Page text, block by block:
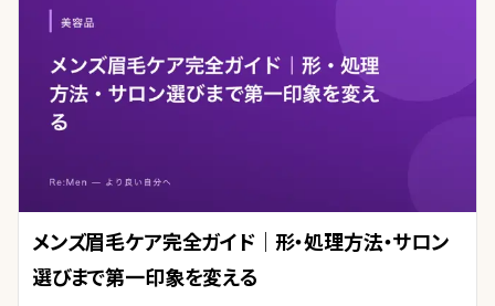
メンズ眉毛ケア完全ガイド｜形・処理方法・サロン
選びまで第一印象を変える